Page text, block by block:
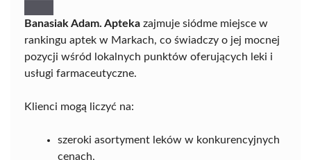
Banasiak Adam. Apteka zajmuje siódme miejsce w
rankingu aptek w Markach, co świadczy o jej mocnej
pozycji wśród lokalnych punktów oferujących leki i
usługi farmaceutyczne.
Klienci mogą liczyć na:
szeroki asortyment leków w konkurencyjnych
cenach,